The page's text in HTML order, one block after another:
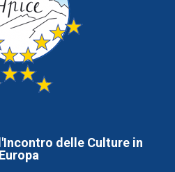
delle Culture in
Europa